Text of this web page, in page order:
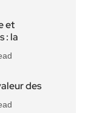
et
: la
des